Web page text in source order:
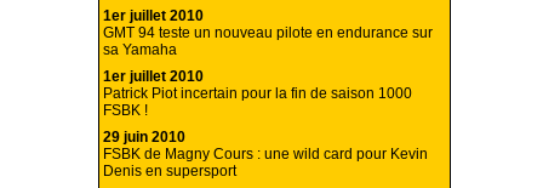
1er juillet 2010
GMT 94 teste un nouveau pilote en endurance sur
sa Yamaha
1er juillet 2010
Patrick Piot incertain pour la fin de saison 1000
FSBK !
29 juin 2010
FSBK de Magny Cours : une wild card pour Kevin
Denis en supersport